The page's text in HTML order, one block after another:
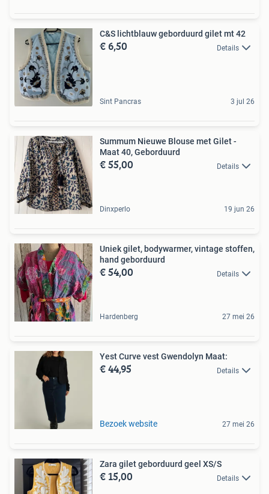
C&S lichtblauw geborduurd gilet mt 42
€ 6,50 Details
Sint Pancras 3 jul 26
Summum Nieuwe Blouse met Gilet -
Maat 40, Geborduurd
€ 55,00 Details
Dinxperlo 19 jun 26
Uniek gilet, bodywarmer, vintage stoffen,
hand geborduurd
€ 54,00 Details
Hardenberg 27 mei 26
Yest Curve vest Gwendolyn Maat:
€ 44,95 Details
Bezoek website 27 mei 26
Zara gilet geborduurd geel XS/S
€ 15,00 Details